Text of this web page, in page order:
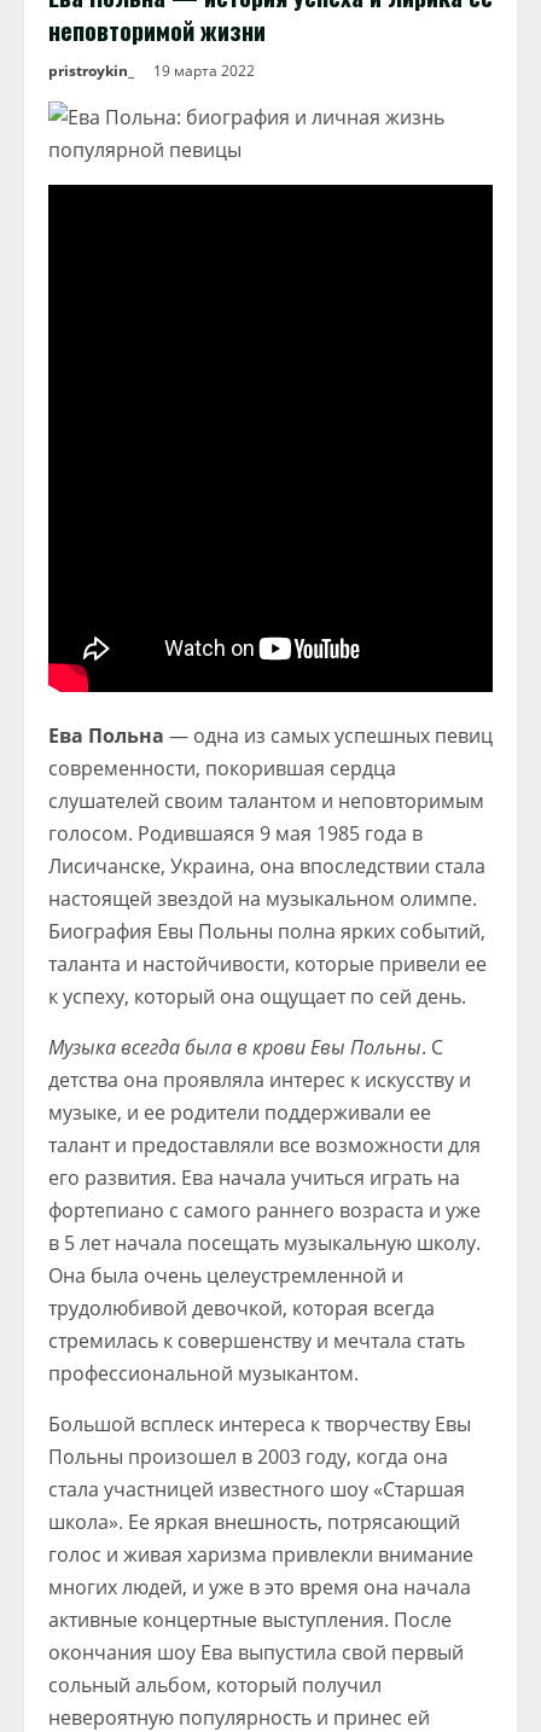
неповторимой жизни
pristroykin_ 19 марта 2022
Ева Польна — одна из самых успешных певиц
современности, покорившая сердца
слушателей своим талантом и неповторимым
голосом. Родившаяся 9 мая 1985 года в
Лисичанске, Украина, она впоследствии стала
настоящей звездой на музыкальном олимпе.
Биография Евы Польны полна ярких событий,
таланта и настойчивости, которые привели ее
к успеху, который она ощущает по сей день.
Музыка всегда была в крови Евы Польны. С
детства она проявляла интерес к искусству и
музыке, и ее родители поддерживали ее
талант и предоставляли все возможности для
его развития. Ева начала учиться играть на
фортепиано с самого раннего возраста и уже
в 5 лет начала посещать музыкальную школу.
Она была очень целеустремленной и
трудолюбивой девочкой, которая всегда
стремилась к совершенству и мечтала стать
профессиональной музыкантом.
Большой всплеск интереса к творчеству Евы
Польны произошел в 2003 году, когда она
стала участницей известного шоу «Старшая
школа». Ее яркая внешность, потрясающий
голос и живая харизма привлекли внимание
многих людей, и уже в это время она начала
активные концертные выступления. После
окончания шоу Ева выпустила свой первый
сольный альбом, который получил
невероятную популярность и принес ей